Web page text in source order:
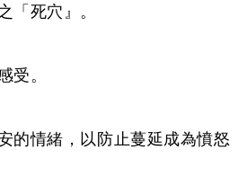
「死穴』。
受。
的情緒，以防止蔓延成為憤怒